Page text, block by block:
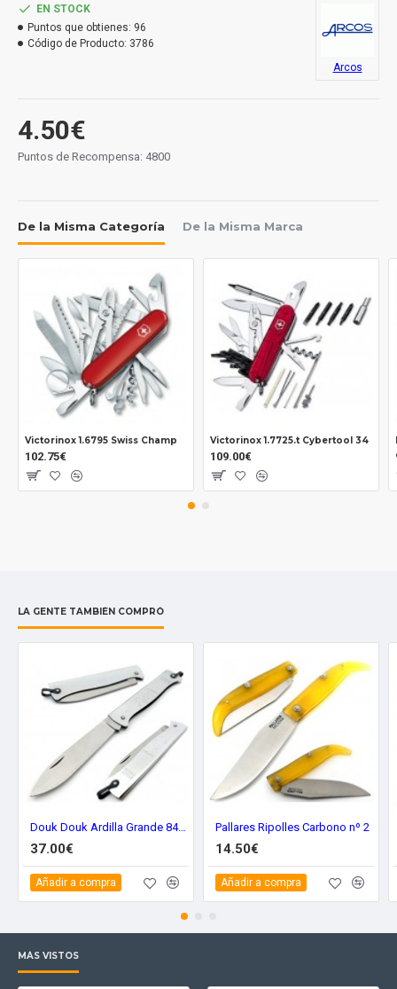
4.50€
Puntos de Recompensa: 4800
EN STOCK
Puntos que obtienes: 96
Código de Producto: 3786
Arcos
De la Misma Categoría De la Misma Marca
Victorinox 1.6795 Swiss Champ
102.75€
Victorinox 1.7725.t Cybertool 34
109.00€
LA GENTE TAMBIÉN COMPRÓ
Douk Douk Ardilla Grande 840gm
37.00€
Añadir a compra
Pallares Ripolles Carbono nº 2
14.50€
Añadir a compra
MÁS VISTOS